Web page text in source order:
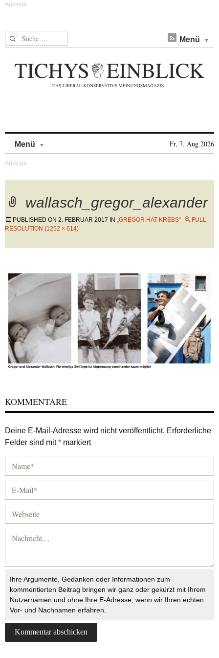
Suche nach: Menü
Menü Fr, 7. Aug 2026
wallasch_gregor_alexander
PUBLISHED ON 2. FEBRUAR 2017 IN „GREGOR HAT KREBS“
FULL
RESOLUTION (1252 × 614)
KOMMENTARE
Deine E-Mail-Adresse wird nicht veröffentlicht. Erforderliche
Felder sind mit* markiert
Ihre Argumente, Gedanken oder Informationen zum
kommentierten Beitrag bringen wir ganz oder gekürzt mit Ihrem
Nutzernamen und ohne Ihre E-Adresse, wenn wir Ihren echten
Vor- und Nachnamen erfahren.